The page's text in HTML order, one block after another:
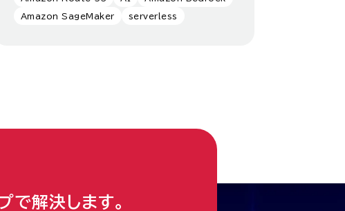
Amazon SageMaker serverless
解決します。